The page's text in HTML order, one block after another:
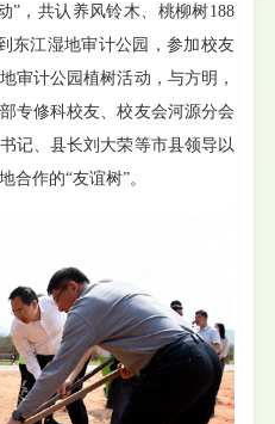
”，共认养风铃木、桃柳树188
东江湿地审计公园，参加校友
审计公园植树活动，与方明，
专修科校友、校友会河源分会
记、县长刘大荣等市县领导以
合作的“友谊树”。